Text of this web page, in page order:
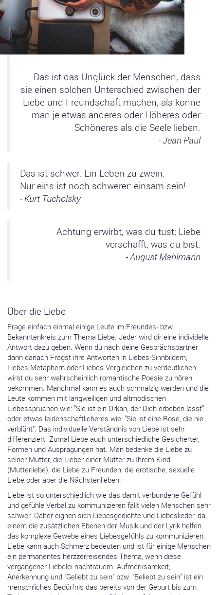
Das ist das Unglück der Menschen, dass
sie einen solchen Unterschied zwischen der
Liebe und Freundschaft machen, als könne
man je etwas anderes oder Höheres oder
Schöneres als die Seele lieben.
- Jean Paul
Das ist schwer: Ein Leben zu zwein.
Nur eins ist noch schwerer: einsam sein!
- Kurt Tucholsky
Achtung erwirbt, was du tust; Liebe
verschafft, was du bist.
- August Mahlmann
Über die Liebe
Frage einfach einmal einige Leute im Freundes- bzw.
Bekanntenkreis zum Thema Liebe. Jeder wird dir eine individelle
Antwort dazu geben. Wenn du nach deine Gesprächspartner
dann danach Fragst ihre Antworten in Liebes-Sinnbildern,
Liebes-Metaphern oder Liebes-Vergleichen zu verdeutlichen
wirst du sehr wahrscheinlich romantische Poesie zu hören
bekommen. Manchmal kann es auch schmalzig werden und die
Leute kommen mit langweiligen und altmodischen
Liebessprüchen wie: "Sie ist ein Orkan, der Dich erbeben lässt"
oder etwas leidenschaftlicheres wie: "Sie ist eine Rose, die nie
verblüht". Das individuelle Verständnis von Liebe ist sehr
differenziert. Zumal Liebe auch unterschiedliche Gesicherter,
Formen und Ausprägungen hat. Man bedenke die Liebe zu
seiner Mutter, die Lieber einer Mutter zu Ihrem Kind
(Mutterliebe), die Liebe zu Freunden, die erotische, sexuelle
Liebe oder aber die Nächstenlieben.
Liebe ist so unterschiedlich wie das damit verbundene Gefühl
und gefühle Verbal zu kommunizieren fällt vielen Menschen sehr
schwer. Daher eignen sich Liebesgedichte und Liebeslieder, da
einem die zusätzlichen Ebenen der Musik und der Lyrik helfen
das komplexe Gewebe eines Liebesgefühls zu kommunizieren.
Liebe kann auch Schmerz bedeuten und ist für einige Menschen
ein permanentes herzzerreisendes Thema, wenn diese
vergangener Liebelei nachtrauern. Aufmerksamkeit,
Anerkennung und "Geliebt zu sein" bzw. "Beliebt zu sein" ist ein
menschliches Bedürfnis das bereits von der Geburt bis zum